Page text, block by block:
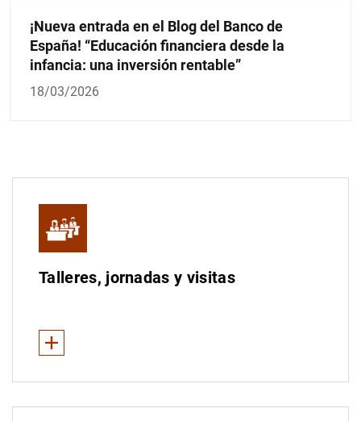
¡Nueva entrada en el Blog del Banco de
España! “Educación financiera desde la
infancia: una inversión rentable”
18/03/2026
Talleres, jornadas y visitas
Ver Menos